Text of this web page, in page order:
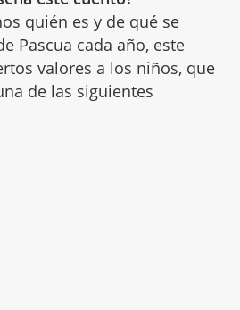
quién es y de qué se
Pascua cada año, este
valores a los niños, que
de las siguientes